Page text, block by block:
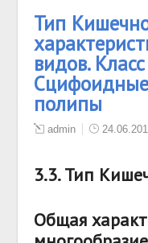
Тип
видов.
полипы
admin
3.3. Тип
Общая